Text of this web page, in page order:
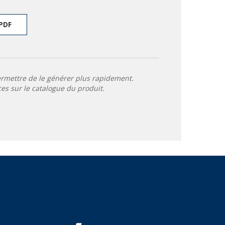
de le générer plus rapidement.
sur le catalogue du produit.